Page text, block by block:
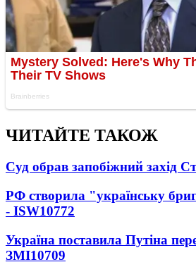
ЧИТАЙТЕ ТАКОЖ
Суд обрав запобіжний захід
РФ створила "українську
- ISW10772
Україна поставила Путіна
ЗМІ10709